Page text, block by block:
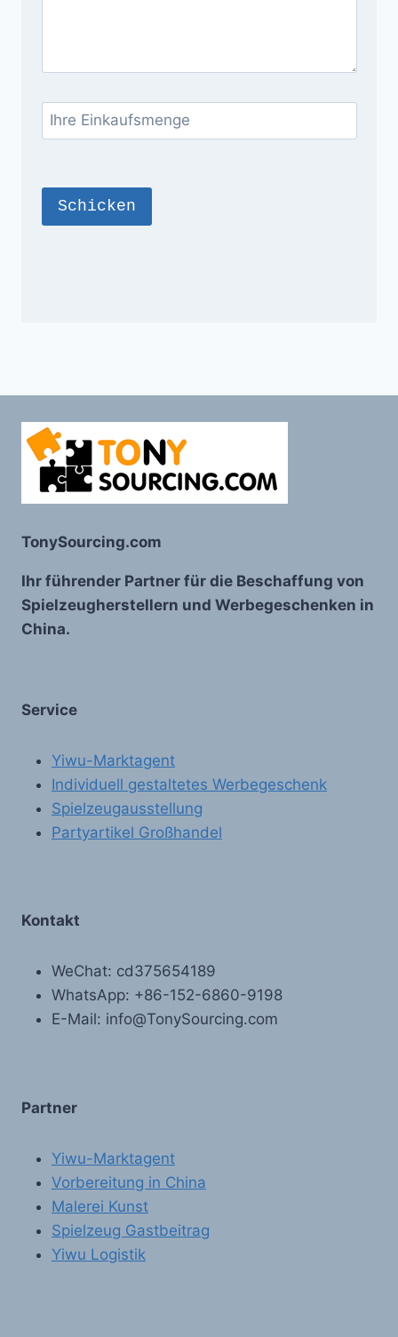
TonySourcing.com
Ihr führender Partner für die Beschaffung von
Spielzeugherstellern und Werbegeschenken in
China.
Service
Yiwu-Marktagent
Individuell gestaltetes Werbegeschenk
Spielzeugausstellung
Partyartikel Großhandel
Kontakt
WeChat: cd375654189
WhatsApp: +86-152-6860-9198
E-Mail: info@TonySourcing.com
Partner
Yiwu-Marktagent
Vorbereitung in China
Malerei Kunst
Spielzeug Gastbeitrag
Yiwu Logistik